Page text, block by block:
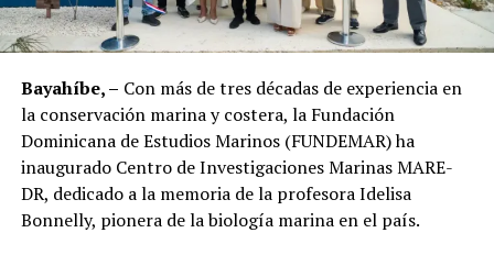
Bayahíbe, – Con más de tres décadas de experiencia en
la conservación marina y costera, la Fundación
Dominicana de Estudios Marinos (FUNDEMAR) ha
inaugurado Centro de Investigaciones Marinas MARE-
DR, dedicado a la memoria de la profesora Idelisa
Bonnelly, pionera de la biología marina en el país.